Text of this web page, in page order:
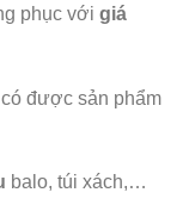
phục vớigiá
được sản phẩm
balo, túi xách,…